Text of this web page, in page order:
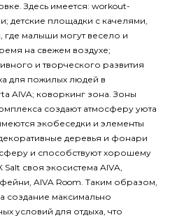
Здесь имеется: workout-
детские площадки с качелями,
где малыши могут весело и
на свежем воздухе;
и творческого развития
для пожилых людей в
AIVA; коворкинг зона. Зоны
создают атмосферу уюта
экобеседки и элементы
деревья и фонари
и способствуют хорошему
своя экосистема AIVA,
AIVA Room. Таким образом,
создание максимально
условий для отдыха, что